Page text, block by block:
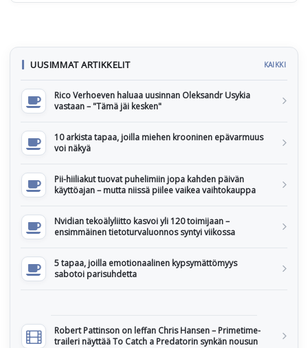
UUSIMMAT ARTIKKELIT KAIKKI
Rico Verhoeven haluaa uusinnan Oleksandr Usykia
vastaan – "Tämä jäi kesken"
10 arkista tapaa, joilla miehen krooninen epävarmuus
voi näkyä
Pii-hiiliakut tuovat puhelimiin jopa kahden päivän
käyttöajan – mutta niissä piilee vaikea vaihtokauppa
Nvidian tekoälyliitto kasvoi yli 120 toimijaan –
ensimmäinen tietoturvaluonnos syntyi viikossa
5 tapaa, joilla emotionaalinen kypsymättömyys
sabotoi parisuhdetta
Robert Pattinson on leffan Chris Hansen – Primetime-
traileri näyttää To Catch a Predatorin synkän nousun